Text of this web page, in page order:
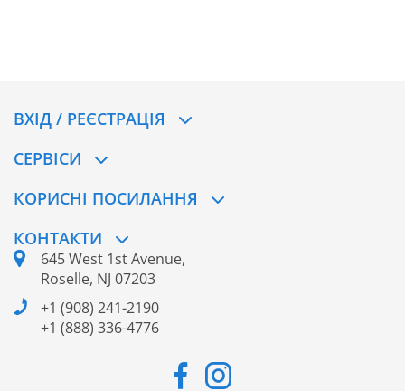
ВХІД / РЕЄСТРАЦІЯ
CЕРВІСИ
КОРИСНІ ПОСИЛАННЯ
КОНТАКТИ
645 West 1st Avenue,
Roselle, NJ 07203
+1 (908) 241-2190
+1 (888) 336-4776